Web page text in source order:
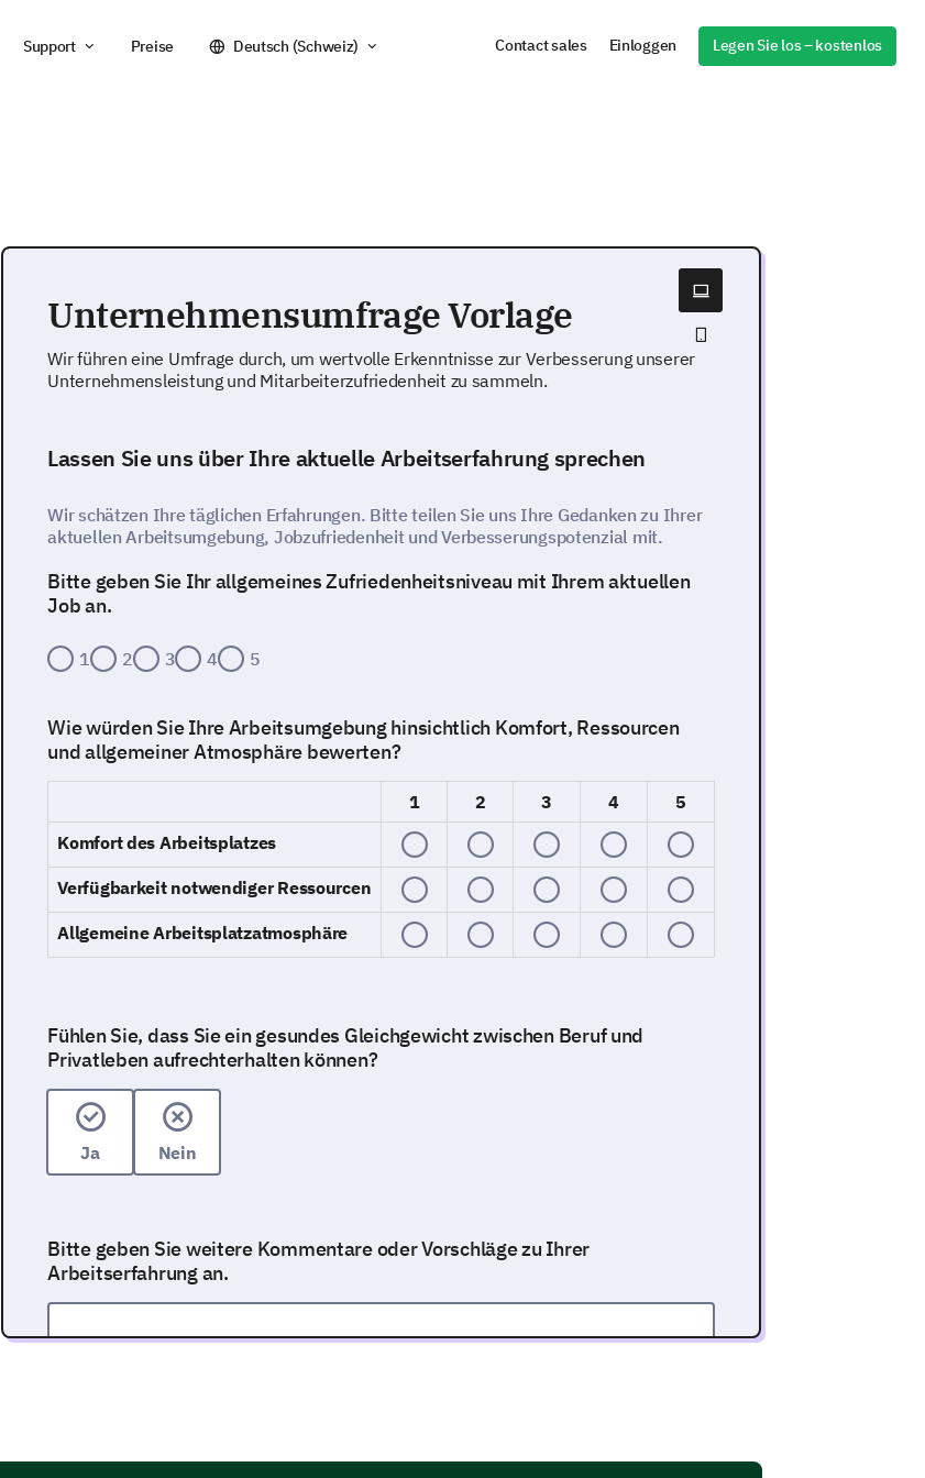
Support Preise Deutsch (Schweiz) Contact sales Einloggen Legen Sie los – kostenlos
Unternehmensumfrage Vorlage
Wir führen eine Umfrage durch, um wertvolle Erkenntnisse zur Verbesserung unserer
Unternehmensleistung und Mitarbeiterzufriedenheit zu sammeln.
Lassen Sie uns über Ihre aktuelle Arbeitserfahrung sprechen
Wir schätzen Ihre täglichen Erfahrungen. Bitte teilen Sie uns Ihre Gedanken zu Ihrer
aktuellen Arbeitsumgebung, Jobzufriedenheit und Verbesserungspotenzial mit.
Bitte geben Sie Ihr allgemeines Zufriedenheitsniveau mit Ihrem aktuellen
Job an.
1 2 3 4 5
Wie würden Sie Ihre Arbeitsumgebung hinsichtlich Komfort, Ressourcen
und allgemeiner Atmosphäre bewerten?
1 2 3 4
5
Komfort des Arbeitsplatzes
Verfügbarkeit notwendiger Ressourcen
Allgemeine Arbeitsplatzatmosphäre
Fühlen Sie, dass Sie ein gesundes Gleichgewicht zwischen Beruf und
Privatleben aufrechterhalten können?
Ja Nein
Bitte geben Sie weitere Kommentare oder Vorschläge zu Ihrer
Arbeitserfahrung an.